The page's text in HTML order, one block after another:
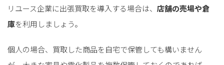
リユース企業に出張買取を導入する場合は、 店舗の売場や倉
庫を利用しましょう。
個人の場合、買取した商品を自宅で保管しても構いません